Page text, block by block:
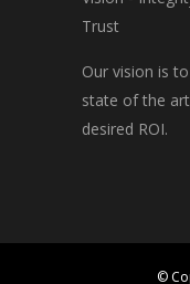
Trust
Our vision is
state of the
desired ROI.
©